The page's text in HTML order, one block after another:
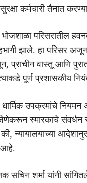
कर्मचारी तैनात
भोजशाळा परिसरातील
झाले. हा परिसर
प्राचीन वास्तू आणि
पूर्ण प्रशासकीय
उपक्रमांचे नियमन
स्मारकाचे संवर्धन
न्यायालयाच्या
आहे.
सचिन शर्मा यांनी